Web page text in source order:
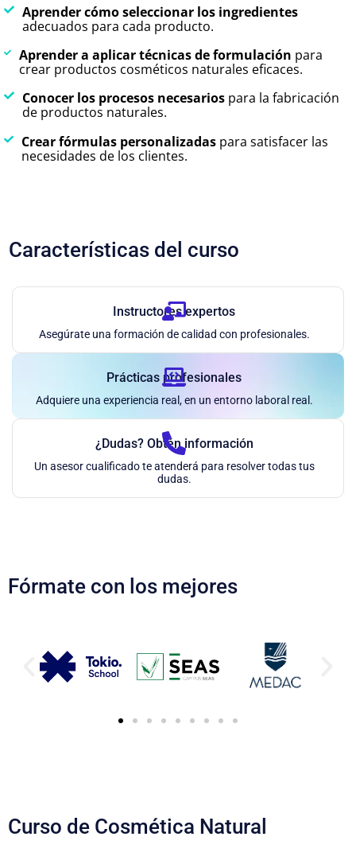
Aprender cómo seleccionar los ingredientes
adecuados para cada producto.
Aprender a aplicar técnicas de formulación para
crear productos cosméticos naturales eficaces.
Conocer los procesos necesariospara la fabricación
de productos naturales.
Crear fórmulas personalizadaspara satisfacer las
necesidades de los clientes.
Características del curso
Instructores expertos
Asegúrate una formación de calidad con profesionales.
Prácticas profesionales
Adquiere una experiencia real, en un entorno laboral real.
¿Dudas? Obtén información
Un asesor cualificado te atenderá para resolver todas tus
dudas.
Fórmate con los mejores
Curso de Cosmética Natural